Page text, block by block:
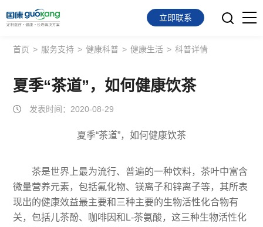
首页
面向会员
面向企业
关于我们
立即联系
首页 > 服务支持 > 健康科普 > 健康生活 > 科普详情
夏季“茶道”，如何健康饮茶
发表时间：2020-08-29
夏季“茶道”，如何健康饮茶
茶是世界上最为流行、普遍的一种饮料，茶叶中富含
微量营养元素，包括氟化物、镁离子和锌离子等，其所表
现出的健康效益最主要和三种主要的生物活性化合物有
关，包括儿茶酚、咖啡因和L-茶氨酸，这三种生物活性化